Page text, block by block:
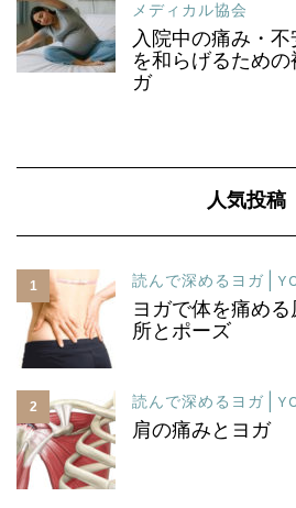
メディカル協会
入院中の痛み・
を和らげるため
ガ
人気投稿
1 読んで深めるヨガ |
ヨガで体を痛め
所とポーズ
2 読んで深めるヨガ |
肩の痛みとヨガ